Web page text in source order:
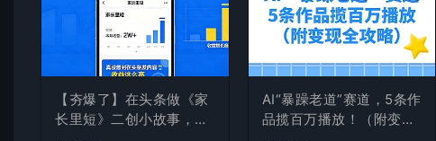
【夯爆了】在头条做《家
长里短》二创小故事，这
AI“暴躁老道”赛道，5条作
品揽百万播放！（附变现